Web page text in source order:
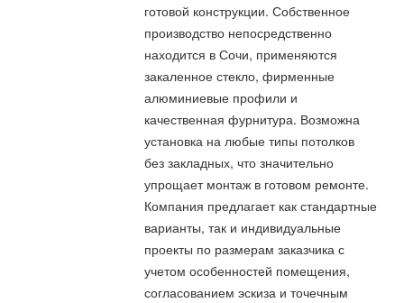
готовой конструкции. Собственное
производство непосредственно
находится в Сочи, применяются
закаленное стекло, фирменные
алюминиевые профили и
качественная фурнитура. Возможна
установка на любые типы потолков
без закладных, что значительно
упрощает монтаж в готовом ремонте.
Компания предлагает как стандартные
варианты, так и индивидуальные
проекты по размерам заказчика с
учетом особенностей помещения,
согласованием эскиза и точечным